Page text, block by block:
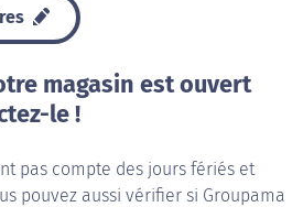
magasin est ouvert
le !
pas compte des jours fériés et
pouvez aussi vérifier si Groupama